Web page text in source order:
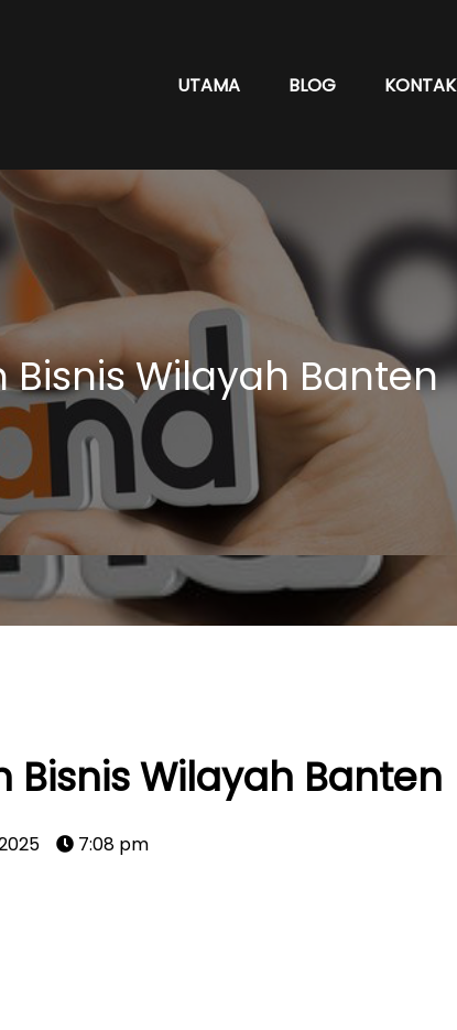
UTAMA BLOG KONTAK
Wilayah Banten
Bisnis Wilayah Banten
7:08 pm